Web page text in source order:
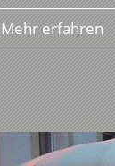
Mehr erfahren